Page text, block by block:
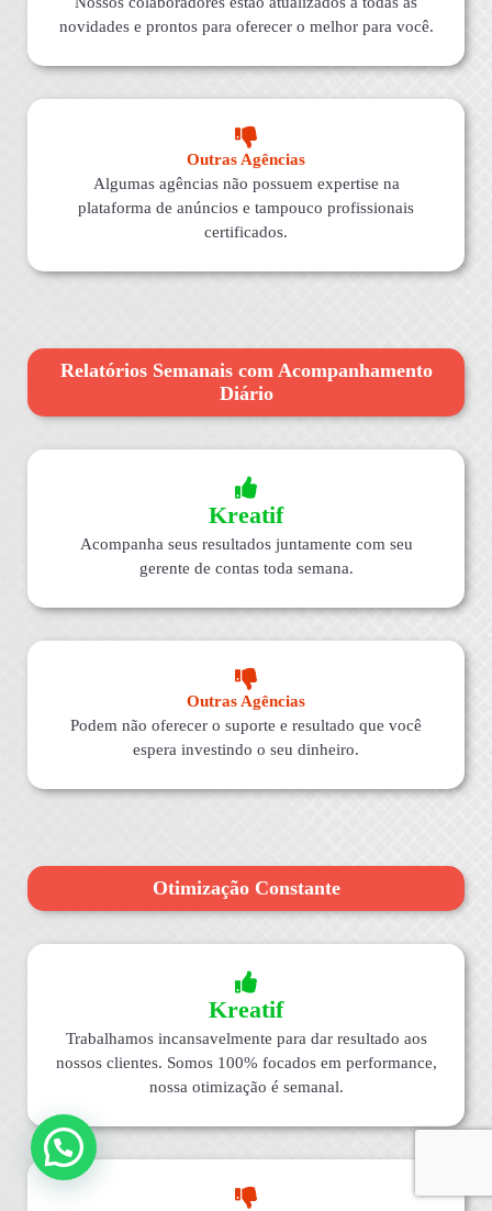
novidades e prontos para oferecer o melhor para você.
Outras Agências
Algumas agências não possuem expertise na
plataforma de anúncios e tampouco profissionais
certificados.
Relatórios Semanais com Acompanhamento
Diário
Kreatif
Acompanha seus resultados juntamente com seu
gerente de contas toda semana.
Outras Agências
Podem não oferecer o suporte e resultado que você
espera investindo o seu dinheiro.
Otimização Constante
Kreatif
Trabalhamos incansavelmente para dar resultado aos
nossos clientes. Somos 100% focados em performance,
nossa otimização é semanal.